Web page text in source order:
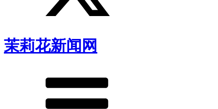
茉莉花新闻网